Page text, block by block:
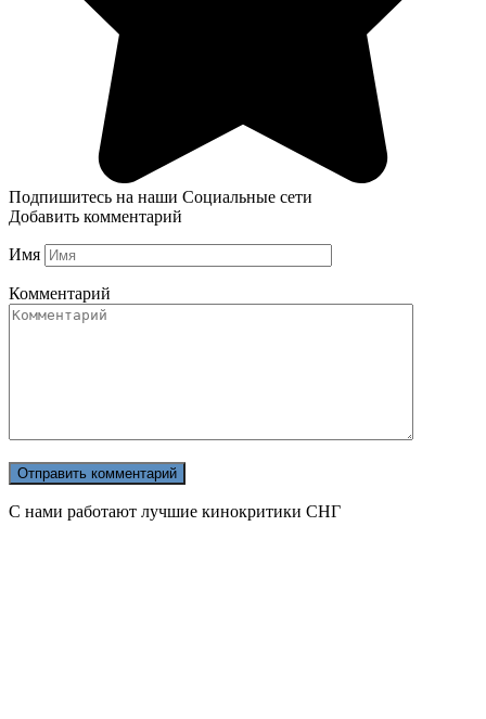
Подпишитесь на наши Социальные сети
Добавить комментарий
Имя
Комментарий
С нами работают лучшие кинокритики СНГ